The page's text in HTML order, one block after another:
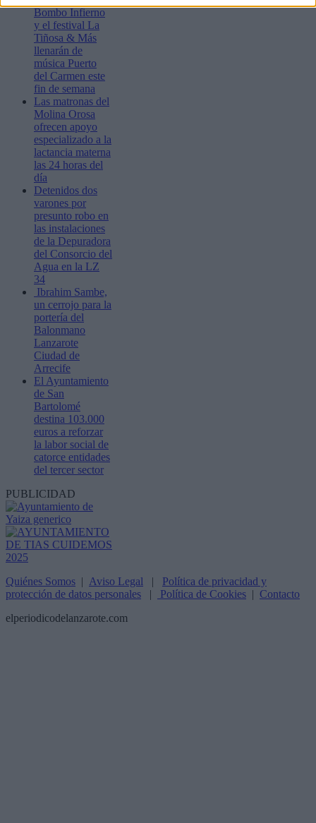
Bombo Infierno
y el festival La
Tiñosa & Más
llenarán de
música Puerto
del Carmen este
fin de semana
Las matronas del
Molina Orosa
ofrecen apoyo
especializado a la
lactancia materna
las 24 horas del
día
Detenidos dos
varones por
presunto robo en
las instalaciones
de la Depuradora
del Consorcio del
Agua en la LZ
34
Ibrahim Sambe,
un cerrojo para la
portería del
Balonmano
Lanzarote
Ciudad de
Arrecife
El Ayuntamiento
de San
Bartolomé
destina 103.000
euros a reforzar
la labor social de
catorce entidades
del tercer sector
PUBLICIDAD
Quiénes Somos | Aviso Legal | Política de privacidad y
protección de datos personales | Política de Cookies | Contacto
elperiodicodelanzarote.com